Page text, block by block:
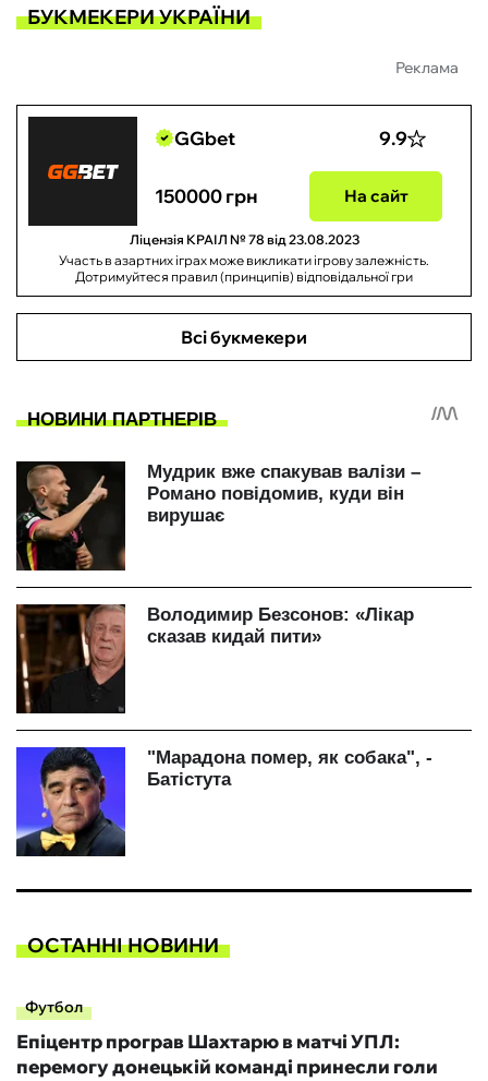
БУКМЕКЕРИ УКРАЇНИ
Реклама
GGbet 9.9
150000 грн На сайт
Ліцензія КРАІЛ № 78 від 23.08.2023
Участь в азартних іграх може викликати ігрову залежність.
Дотримуйтеся правил (принципів) відповідальної гри
Всі букмекери
ОСТАННІ НОВИНИ
Футбол
Епіцентр програв Шахтарю в матчі УПЛ:
перемогу донецькій команді принесли голи